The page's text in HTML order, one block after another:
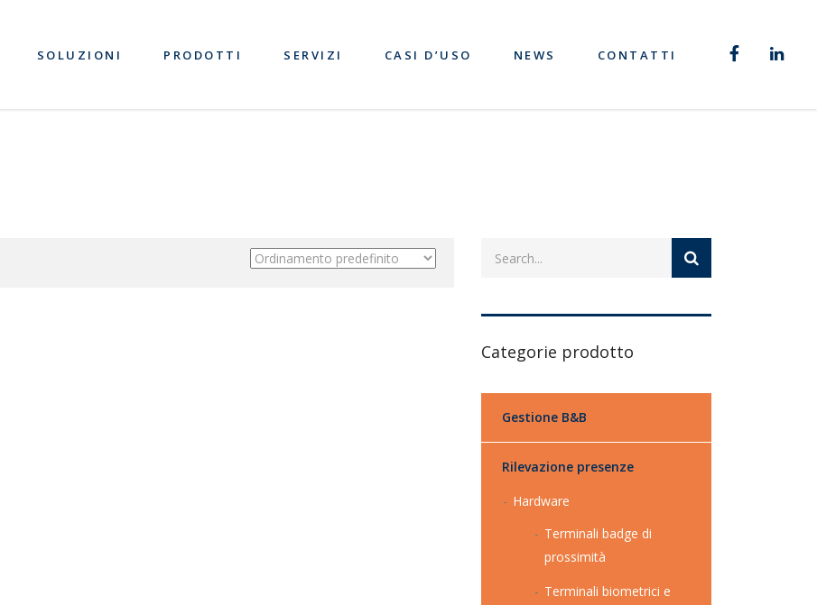
SOLUZIONI PRODOTTI SERVIZI CASI D’USO NEWS CONTATTI
Categorie prodotto
Gestione B&B
Rilevazione presenze
Hardware
Terminali badge di
prossimità
Terminali biometrici e